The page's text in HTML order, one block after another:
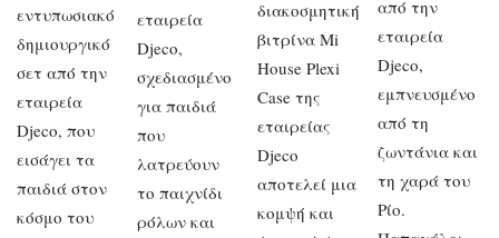
εντυπωσιακό
δημιουργικό
σετ από την
εταιρεία
Djeco, που
εισάγει τα
παιδιά στον
κόσμο του
εταιρεία
Djeco,
σχεδιασμένο
για παιδιά
που
λατρεύουν
το παιχνίδι
ρόλων και
διακοσμητική
βιτρίνα Mi
House Plexi
Case της
εταιρείας
Djeco
αποτελεί μια
κομψή και
από την
εταιρεία
Djeco,
εμπνευσμένο
από τη
ζωντάνια και
τη χαρά του
Ρίο.